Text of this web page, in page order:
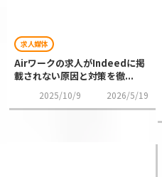
求人媒体
Airワークの求人がIndeedに掲
載されない原因と対策を徹...
2025/10/9 2026/5/19